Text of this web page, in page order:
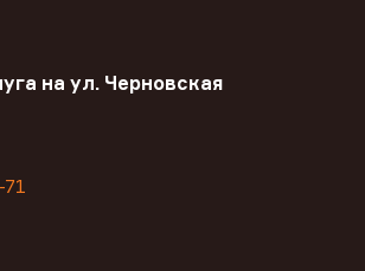
на ул. Черновская